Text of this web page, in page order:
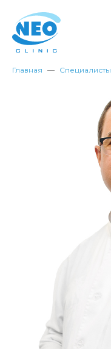
Главная Специалисты